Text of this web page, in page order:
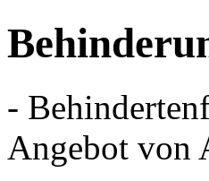
-
Angebot von